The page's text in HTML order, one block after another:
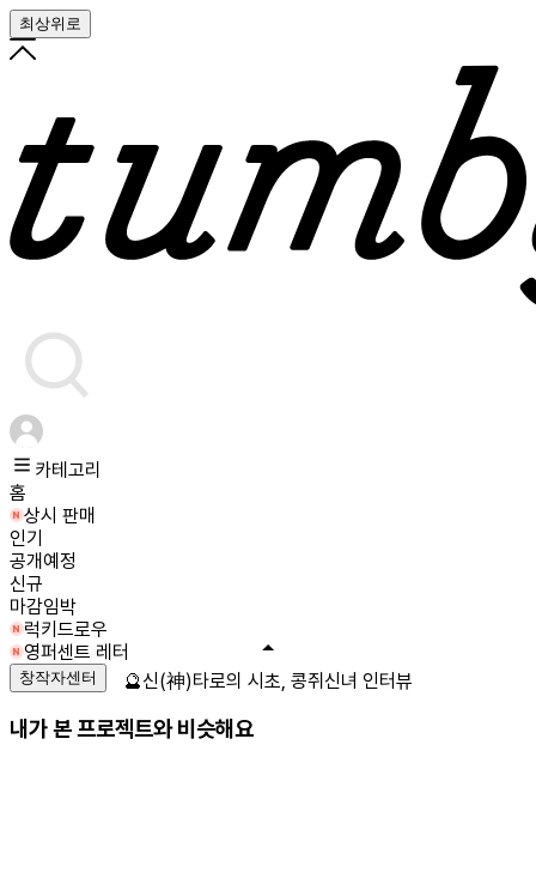
최상위로
카테고리
홈
상시 판매
인기
공개예정
신규
마감임박
럭키드로우
영퍼센트 레터
창작자센터
내가 본 프로젝트와 비슷해요
🔮신(神)타로의 시초, 콩쥐신녀 인터뷰